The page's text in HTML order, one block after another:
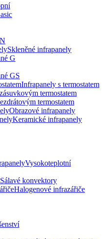
Skleněné infrapanely
G
GS
Infrapanely s termostatem
termostatem
termostatem
Obrazové infrapanely
Keramické infrapanely
Vysokoteplotní
Sálavé konvektory
Halogenové infrazářiče